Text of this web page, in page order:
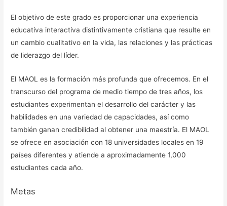
El objetivo de este grado es proporcionar una experiencia
educativa interactiva distintivamente cristiana que resulte en
un cambio cualitativo en la vida, las relaciones y las prácticas
de liderazgo del líder.
El MAOL es la formación más profunda que ofrecemos. En el
transcurso del programa de medio tiempo de tres años, los
estudiantes experimentan el desarrollo del carácter y las
habilidades en una variedad de capacidades, así como
también ganan credibilidad al obtener una maestría. El MAOL
se ofrece en asociación con 18 universidades locales en 19
países diferentes y atiende a aproximadamente 1,000
estudiantes cada año.
Metas